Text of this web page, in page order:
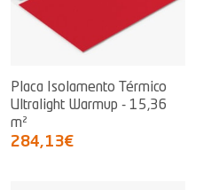
Placa Isolamento Térmico
Ultralight Warmup - 15,36
m²
284,13€